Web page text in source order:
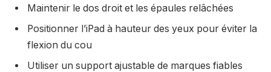
Maintenir le dos droit et les épaules relâchées
Positionner l’iPad à hauteur des yeux pour éviter la
flexion du cou
Utiliser un support ajustable de marques fiables